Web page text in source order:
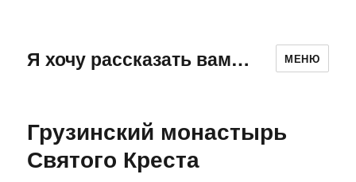
Я хочу рассказать вам… МЕНЮ
Грузинский монастырь
Святого Креста